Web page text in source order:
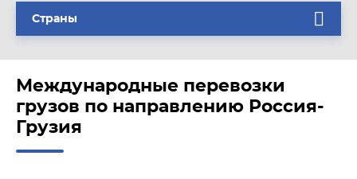
Страны
Международные перевозки
грузов по направлению Россия-
Грузия